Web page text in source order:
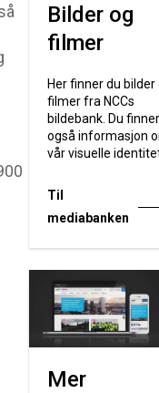
Bilder og
filmer
Her finner du bilder
filmer fra NCCs
bildebank. Du finner
også informasjon
vår visuelle
Til
mediabanken
Mer